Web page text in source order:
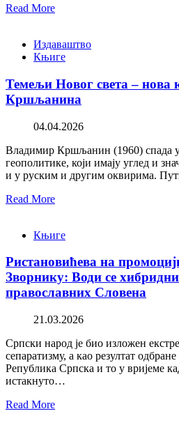
Read More
Издаваштво
Књиге
Темељи Новог света –
Кршљанина
04.04.2026
Владимир Кршљанин (1960) спада у
геополитике, који имају углед и
и у руским и другим оквирима.
Read More
Књиге
Ристановићева на
Зворнику: Води се
православних Словена
21.03.2026
Српски народ је био изложен
сепаратизму, а као резултат
Република Српска и то у вријеме
истакнуто…
Read More